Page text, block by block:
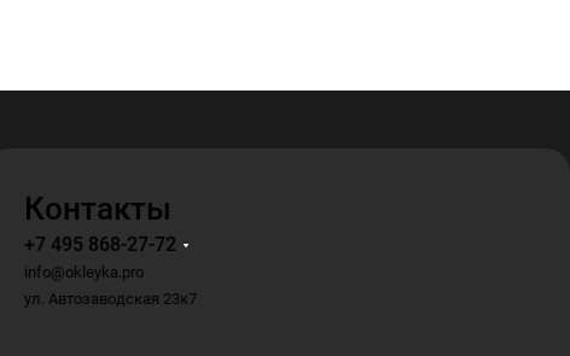
Контакты
+7 495 868-27-72
info@okleyka.pro
ул. Автозаводская 23к7